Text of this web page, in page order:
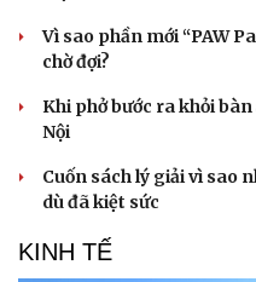
Vì sao phần mới “PAW
chờ đợi?
Khi phở bước ra khỏi
Nội
Cuốn sách lý giải vì sao
dù đã kiệt sức
KINH TẾ